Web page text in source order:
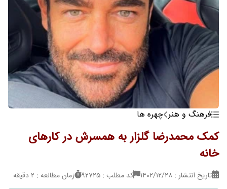
فرهنگ و هنر چهره ها
کمک محمدرضا گلزار به همسرش در کارهای
خانه
تاریخ انتشار : ۱۴۰۲/۱۲/۲۸ کد مطلب : 92725 زمان مطالعه : 2 دقیقه